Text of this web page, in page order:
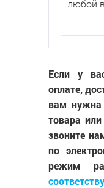
любой
Если у
оплате,
вам нужна
товара
звоните
по
режим